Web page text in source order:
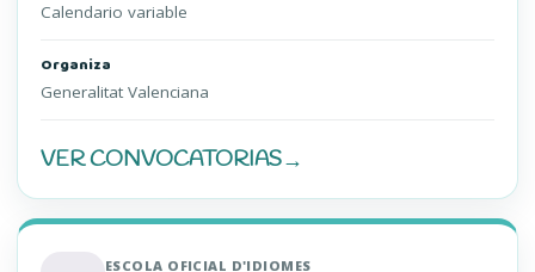
Calendario variable
Organiza
Generalitat Valenciana
VER CONVOCATORIAS→
JQCV (SE ABRE EN UNA PESTAÑA NUEVA)
ESCOLA OFICIAL D'IDIOMES